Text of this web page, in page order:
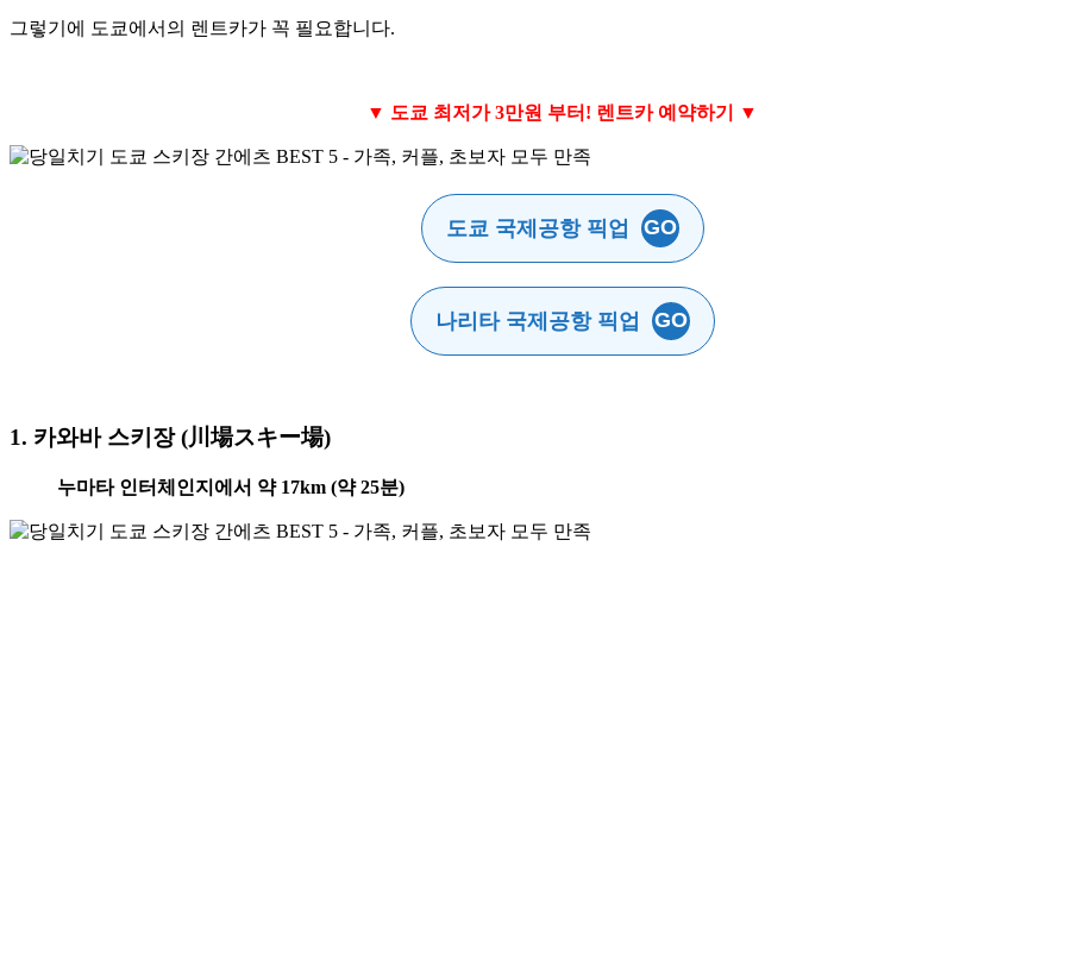
그렇기에 도쿄에서의 렌트카가 꼭 필요합니다.
▼ 도쿄 최저가 3만원 부터! 렌트카 예약하기 ▼
도쿄 국제공항 픽업 GO
나리타 국제공항 픽업 GO
1. 카와바 스키장 (川場スキー場)
누마타 인터체인지에서 약 17km (약 25분)